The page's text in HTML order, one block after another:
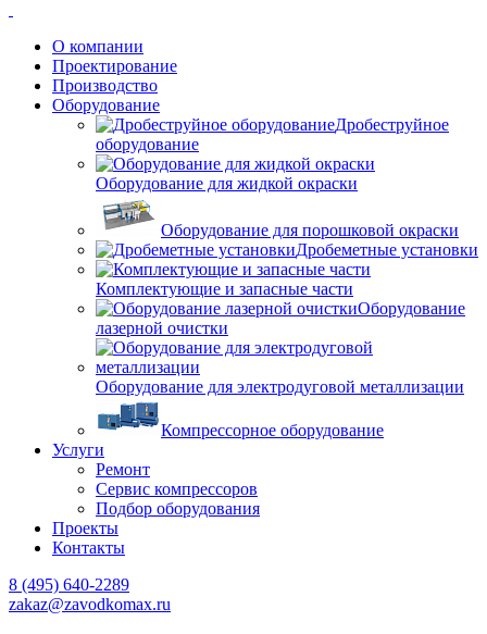
О компании
Проектирование
Производство
Оборудование
Дробеструйное
оборудование
Оборудование для жидкой окраски
Оборудование для порошковой окраски
Дробеметные установки
Комплектующие и запасные части
Оборудование
лазерной очистки
Оборудование для электродуговой металлизации
Компрессорное оборудование
Услуги
Ремонт
Сервис компрессоров
Подбор оборудования
Проекты
Контакты
8 (495) 640-2289
zakaz@zavodkomax.ru